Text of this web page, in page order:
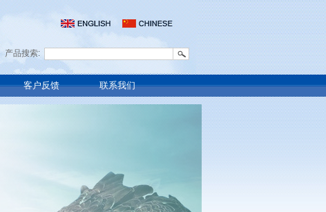
产品搜索:
客户反馈 联系我们